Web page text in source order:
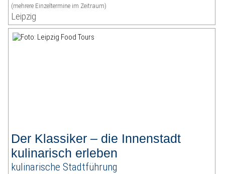
(mehrere Einzeltermine im Zeitraum)
Leipzig
Der Klassiker – die Innenstadt
kulinarisch erleben
kulinarische Stadtführung